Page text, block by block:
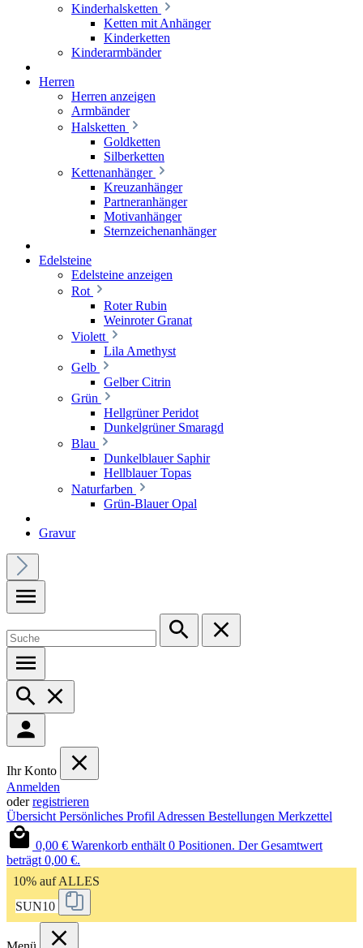
Kinderhalsketten
Ketten mit Anhänger
Kinderketten
Kinderarmbänder
Herren
Herren anzeigen
Armbänder
Halsketten
Goldketten
Silberketten
Kettenanhänger
Kreuzanhänger
Partneranhänger
Motivanhänger
Sternzeichenanhänger
Edelsteine
Edelsteine anzeigen
Rot
Roter Rubin
Weinroter Granat
Violett
Lila Amethyst
Gelb
Gelber Citrin
Grün
Hellgrüner Peridot
Dunkelgrüner Smaragd
Blau
Dunkelblauer Saphir
Hellblauer Topas
Naturfarben
Grün-Blauer Opal
Gravur
Ihr Konto
Anmelden
oderregistrieren
Übersicht Persönliches Profil Adressen Bestellungen Merkzettel
0,00 € Warenkorb enthält 0 Positionen. Der Gesamtwert
beträgt 0,00 €.
10% auf ALLES
SUN10